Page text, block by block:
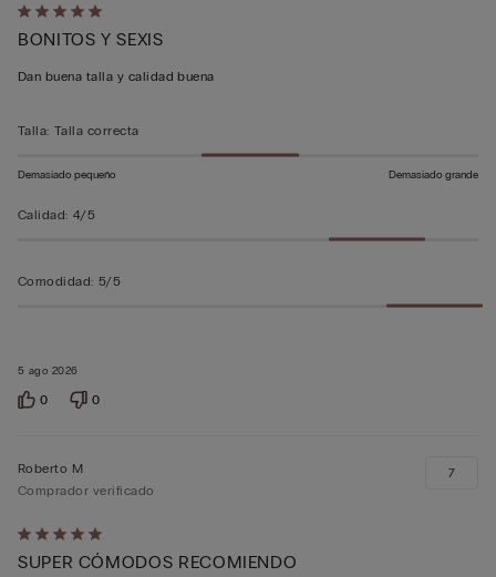
Calificación
de
5
5
5 ago 2026
BONITOS Y SEXIS
Dan buena talla y calidad buena
Talla: Talla correcta
Demasiado pequeño Demasiado grande
Calidad: 4/5
Comodidad: 5/5
0 0
Calificación
de
Roberto M
Comprador verificado
SUPER CÓMODOS RECOMIENDO
7